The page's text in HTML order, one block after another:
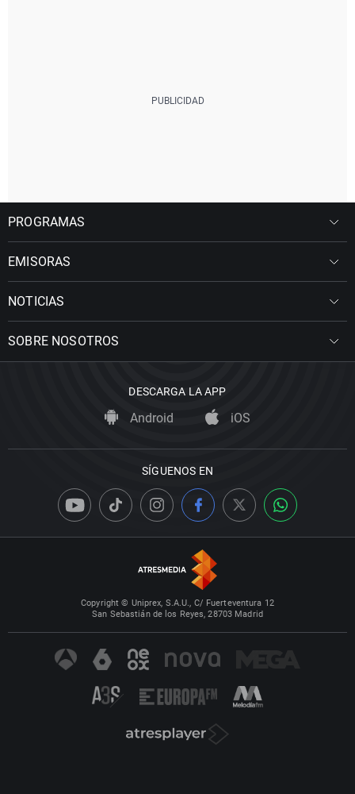
PROGRAMAS
EMISORAS
NOTICIAS
SOBRE NOSOTROS
DESCARGA LA APP
Android iOS
SÍGUENOS EN
Copyright © Uniprex, S.A.U., C/ Fuerteventura 12
San Sebastián de los Reyes, 28703 Madrid